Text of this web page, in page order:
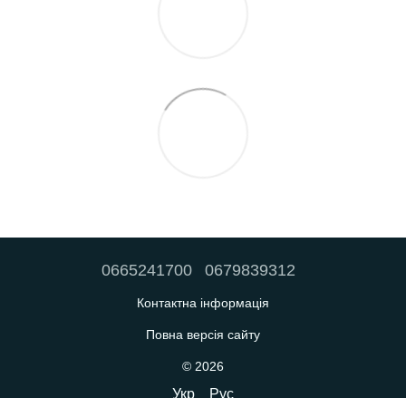
0665241700 0679839312
Контактна інформація
Повна версія сайту
© 2026
Укр Рус